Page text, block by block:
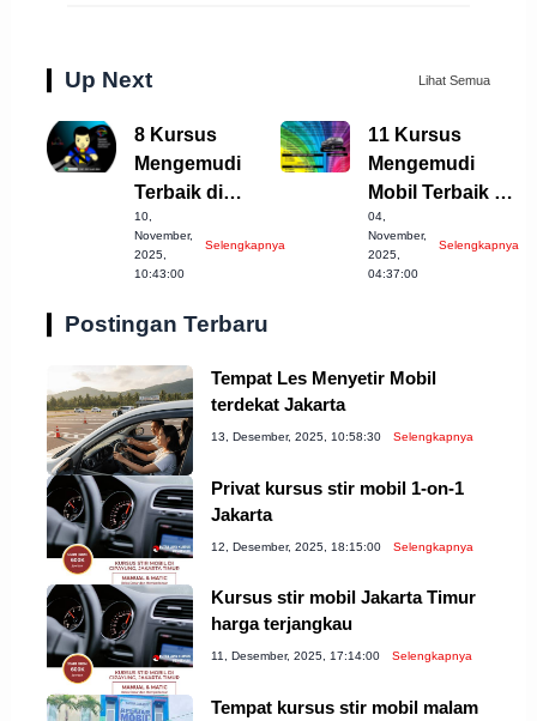
Up Next Lihat Semua
8 Kursus
Mengemudi
Terbaik di
Cirebon yang
Harus Dicoba!
10,
November,
2025,
10:43:00
Selengkapnya
11 Kursus
Mengemudi
Mobil Terbaik di
Sukabumi yang
Wajib Dicoba!
04,
November,
2025,
04:37:00
Selengkapnya
Postingan Terbaru
Tempat Les Menyetir Mobil
terdekat Jakarta
13, Desember, 2025, 10:58:30 Selengkapnya
Privat kursus stir mobil 1-on-1
Jakarta
12, Desember, 2025, 18:15:00 Selengkapnya
Kursus stir mobil Jakarta Timur
harga terjangkau
11, Desember, 2025, 17:14:00 Selengkapnya
Tempat kursus stir mobil malam